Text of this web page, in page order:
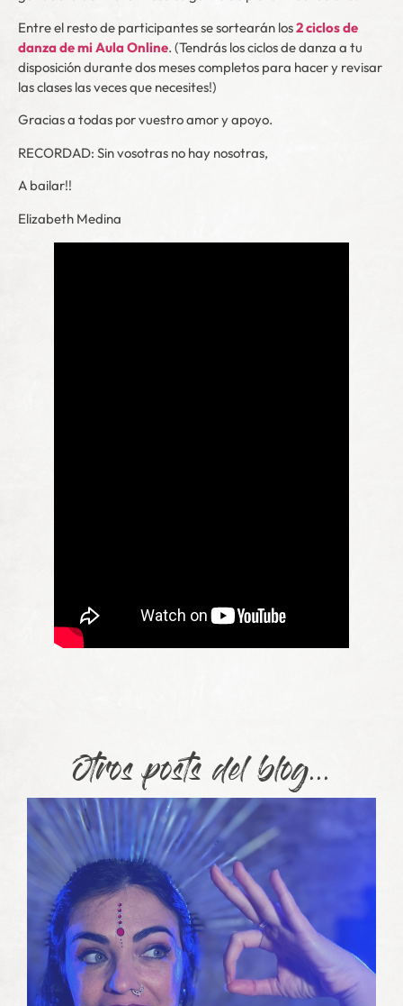
Entre el resto de participantes se sortearán los2 ciclos de
danza de mi Aula Online. (Tendrás los ciclos de danza a tu
disposición durante dos meses completos para hacer y revisar
las clases las veces que necesites!)
Gracias a todas por vuestro amor y apoyo.
RECORDAD: Sin vosotras no hay nosotras,
A bailar!!
Elizabeth Medina
Otros posts del blog...